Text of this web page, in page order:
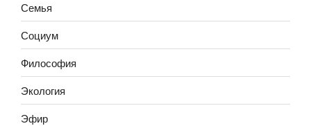
Семья
Социум
Философия
Экология
Эфир